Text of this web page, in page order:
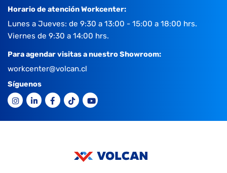
Horario de atención Workcenter:
Lunes a Jueves: de 9:30 a 13:00 - 15:00 a 18:00 hrs.
Viernes de 9:30 a 14:00 hrs.
Para agendar visitas a nuestro Showroom:
workcenter@volcan.cl
Síguenos